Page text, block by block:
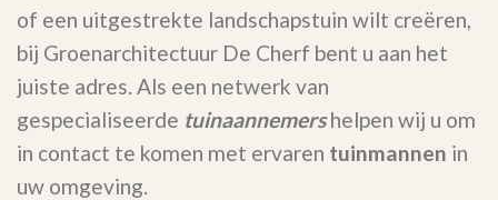
of een uitgestrekte landschapstuin wilt creëren,
bij Groenarchitectuur De Cherf bent u aan het
juiste adres. Als een netwerk van
gespecialiseerde tuinaannemershelpen wij u om
in contact te komen met ervaren tuinmannen in
uw omgeving.